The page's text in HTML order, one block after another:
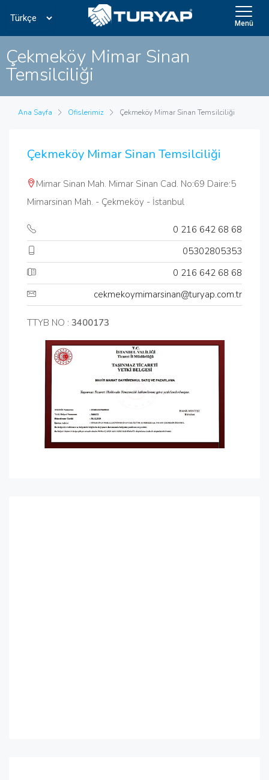
Menü
Çekmeköy Mimar Sinan
Temsilciliği
Ana Sayfa Ofislerimiz Çekmeköy Mimar Sinan Temsilciliği
Çekmeköy Mimar Sinan Temsilciliği
Mimar Sinan Mah. Mimar Sinan Cad. No:69 Daire:5
Mimarsinan Mah. - Çekmeköy - İstanbul
0 216 642 68 68
05302805353
0 216 642 68 68
cekmekoymimarsinan@turyap.com.tr
TTYB NO : 3400173